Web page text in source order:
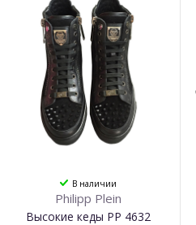
В наличии
Philipp Plein
Высокие кеды PP 4632